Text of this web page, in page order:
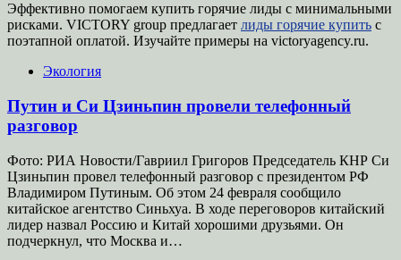
Эффективно помогаем купить горячие лиды с минимальными
рисками. VICTORY group предлагает лиды горячие купить с
поэтапной оплатой. Изучайте примеры на victoryagency.ru.
Экология
Путин и Си Цзиньпин провели телефонный
разговор
Фото: РИА Новости/Гавриил Григоров Председатель КНР Си
Цзиньпин провел телефонный разговор с президентом РФ
Владимиром Путиным. Об этом 24 февраля сообщило
китайское агентство Синьхуа. В ходе переговоров китайский
лидер назвал Россию и Китай хорошими друзьями. Он
подчеркнул, что Москва и…